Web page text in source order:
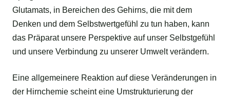
Glutamats, in Bereichen des Gehirns, die mit dem
Denken und dem Selbstwertgefühl zu tun haben, kann
das Präparat unsere Perspektive auf unser Selbstgefühl
und unsere Verbindung zu unserer Umwelt verändern.
Eine allgemeinere Reaktion auf diese Veränderungen in
der Hirnchemie scheint eine Umstrukturierung der